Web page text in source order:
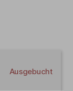
Ausgebucht